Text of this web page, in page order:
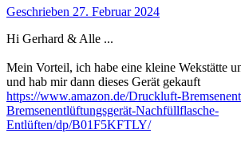
Geschrieben 27. Februar 2024
Hi Gerhard & Alle ...
Mein Vorteil, ich habe eine kleine Wekstätte
und hab mir dann dieses Gerät gekauft
https://www.amazon.de/Druckluft-
Bremsenentlüftungsgerät-Nachfüllflasche-
Entlüften/dp/B01F5KFTLY/